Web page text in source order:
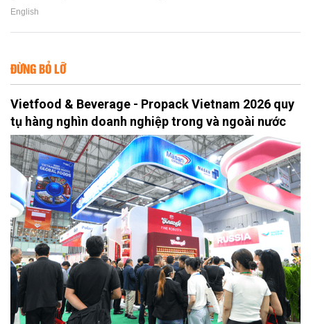
English
ĐỪNG BỎ LỠ
Vietfood & Beverage - Propack Vietnam 2026 quy
tụ hàng nghìn doanh nghiệp trong và ngoài nước